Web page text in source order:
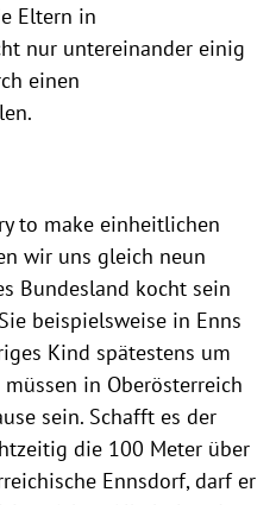
Eltern in
nur untereinander einig
einen
to make einheitlichen
wir uns gleich neun
Bundesland kocht sein
beispielsweise in Enns
Kind spätestens um
in Oberösterreich
sein. Schafft es der
die 100 Meter über
Ennsdorf, darf er